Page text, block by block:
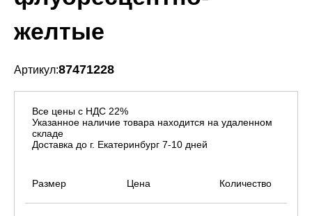
желтые
Артикул:87471228
Все цены с НДС 22%
Указанное наличие товара находится на удаленном
складе
Доставка до г. Екатеринбург 7-10 дней
Размер Цена Количество